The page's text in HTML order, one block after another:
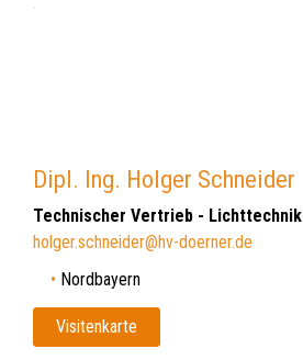
Dipl. Ing. Holger Schneider
Technischer Vertrieb - Lichttechnik
holger.schneider@hv-doerner.de
Nordbayern
Visitenkarte